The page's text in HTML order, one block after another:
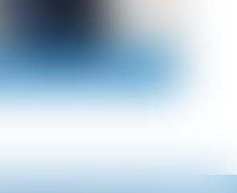
EMILIE BERTAINA